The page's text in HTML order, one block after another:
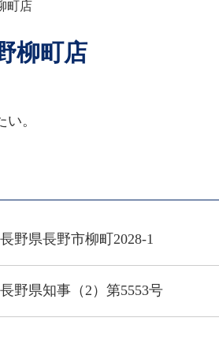
・不動産用語
町店
柳町店
。
長野県長野市柳町2028-1
長野県知事（2）第5553号